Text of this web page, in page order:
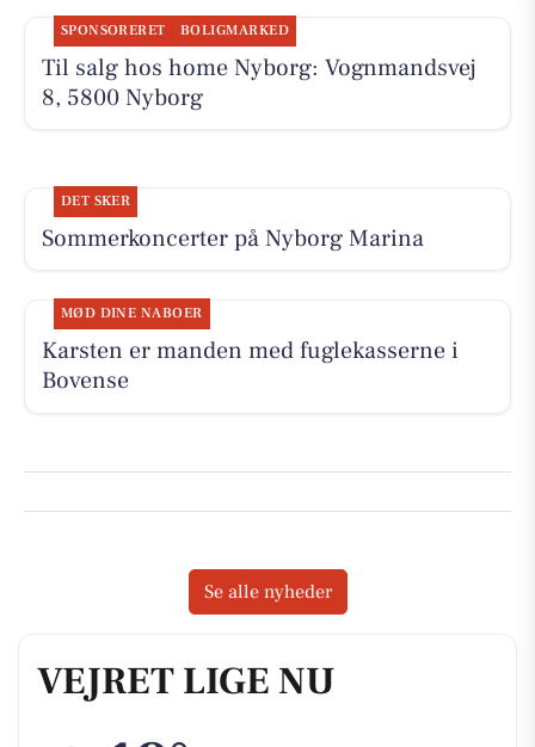
VEJRET LIGE NU
SPONSORERET BOLIGMARKED
Til salg hos home Nyborg: Vognmandsvej
8, 5800 Nyborg
DET SKER
Sommerkoncerter på Nyborg Marina
MØD DINE NABOER
Karsten er manden med fuglekasserne i
Bovense
Se alle nyheder